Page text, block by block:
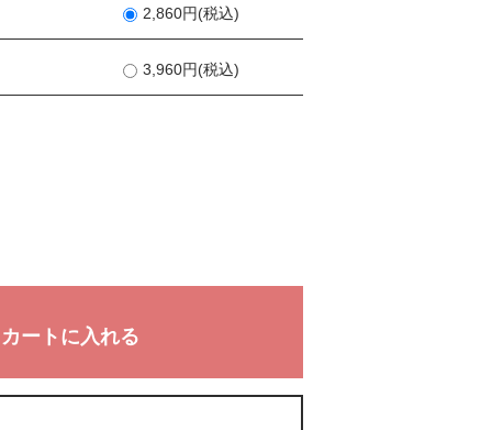
2,860円(税込)
3,960円(税込)
カートに入れる